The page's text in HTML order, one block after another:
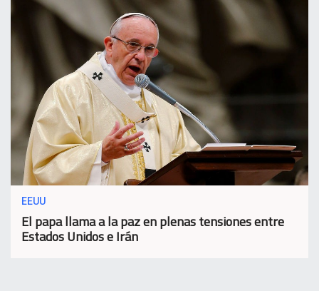
EEUU
El papa llama a la paz en plenas tensiones entre
Estados Unidos e Irán